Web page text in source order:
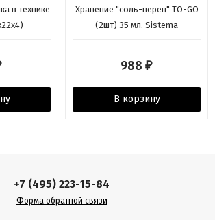
в технике
Хранение "соль-перец" TO-GO
(2шт) 35 мл. Sistema
988 ₽
В корзину
+7 (495) 223-15-84
Форма обратной связи